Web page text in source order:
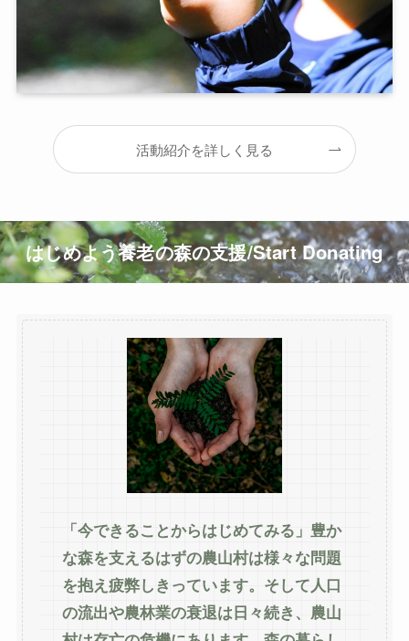
活動紹介を詳しく見る
はじめよう養老の森の支援/Start Donating
「今できることからはじめてみる」豊か
な森を支えるはずの農山村は様々な問題
を抱え疲弊しきっています。そして人口
の流出や農林業の衰退は日々続き、農山